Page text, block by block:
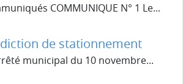
COMMUNIQUE N° 1 Le...
de stationnement
municipal du 10 novembre...